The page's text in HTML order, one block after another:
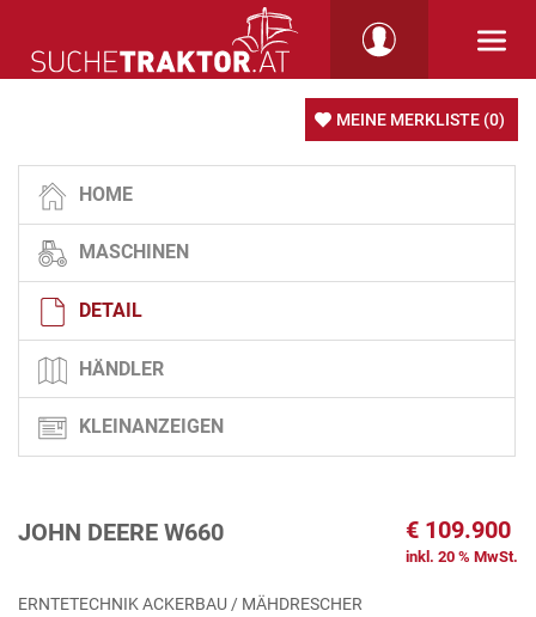
MEINE MERKLISTE (0)
HOME
MASCHINEN
DETAIL
HÄNDLER
KLEINANZEIGEN
JOHN DEERE W660 € 109.900
inkl. 20 % MwSt.
ERNTETECHNIK ACKERBAU / MÄHDRESCHER